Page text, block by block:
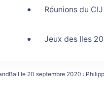
Réunions du CIJ
Jeux des Iles
le 20 septembre 2020 :